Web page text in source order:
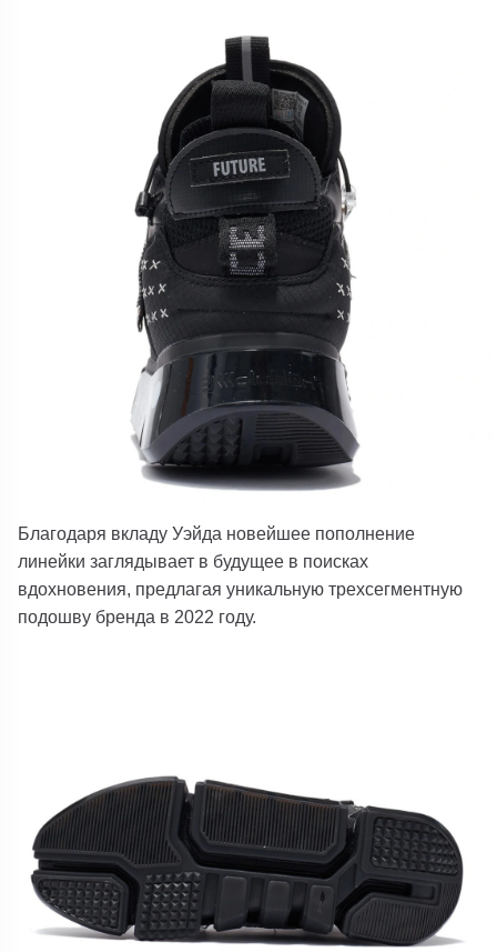
Благодаря вкладу Уэйда новейшее пополнение
линейки заглядывает в будущее в поисках
вдохновения, предлагая уникальную трехсегментную
подошву бренда в 2022 году.